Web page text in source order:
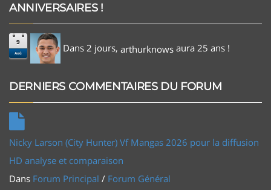
ANNIVERSAIRES !
9
Aoû Dans 2 jours, arthurknows aura 25 ans !
DERNIERS COMMENTAIRES DU FORUM
Nicky Larson (City Hunter) Vf Mangas 2026 pour la diffusion
HD analyse et comparaison
Dans Forum Principal / Forum Général